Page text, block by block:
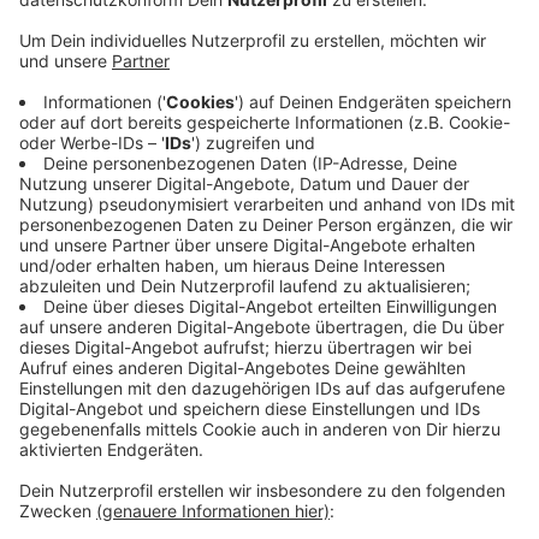
Mädchen im Alter von heute sechs und elf Jahren
vergangen haben. Die Staatsanwaltschaft fordert
Haftstrafen zwischen dreizehn- und vierzehneinhalb
Jahren. Die Verteidigung hat sieben bis neuneinhalb
Jahre beantragt. Für einen der Angeklagten wird in
etwa einem Drittel der Fälle Freispruch gefordert. Ein
Angeklagter ist der Vater eines der Mädchen, der
andere der Onkel des anderen Mädchens. Außerdem
sollen die Männer Videos der Straftaten gemacht und
die ins Internet gestellt und verbreitet haben. Das
Urteil soll am Freitagnachmittag fallen.
Anzeige